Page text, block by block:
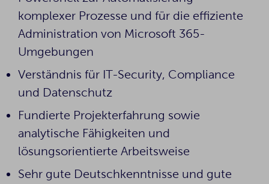
komplexer Prozesse und für die effiziente
Administration von Microsoft 365-
Umgebungen
Verständnis für IT-Security, Compliance
und Datenschutz
Fundierte Projekterfahrung sowie
analytische Fähigkeiten und
lösungsorientierte Arbeitsweise
Sehr gute Deutschkenntnisse und gute